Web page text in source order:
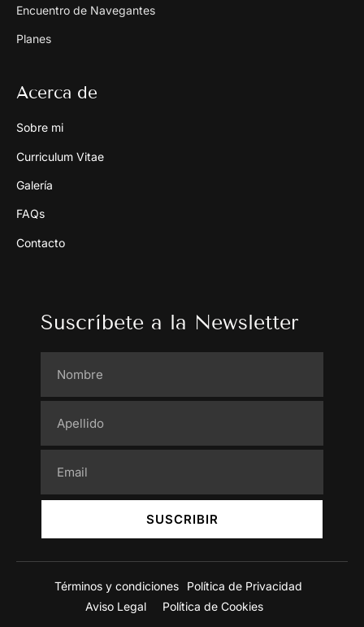
Encuentro de Navegantes
Planes
Acerca de
Sobre mi
Curriculum Vitae
Galería
FAQs
Contacto
Suscríbete a la Newsletter
SUSCRIBIR
Términos y condiciones
Política de Privacidad
Aviso Legal
Política de Cookies